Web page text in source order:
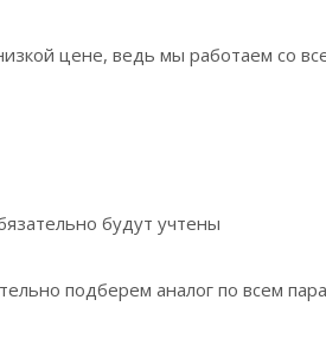
цене, ведь мы работаем со
будут учтены
подберем аналог по всем